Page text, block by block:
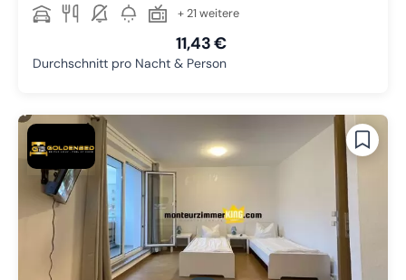
+ 21 weitere
11,43 €
Durchschnitt pro Nacht & Person